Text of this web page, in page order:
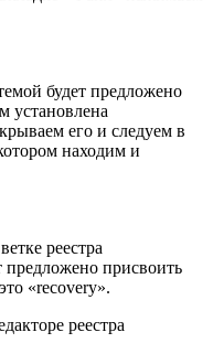
будет предложено
установлена
его и следуем в
находим и
реестра
присвоить
«recovery».